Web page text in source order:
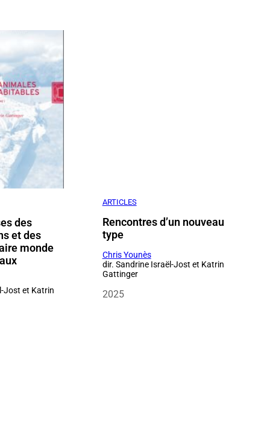
des
et des
monde
Jost et Katrin
ARTICLES
Rencontres d’un nouveau
type
Chris Younès
dir. Sandrine Israël-Jost et Katrin
Gattinger
2025